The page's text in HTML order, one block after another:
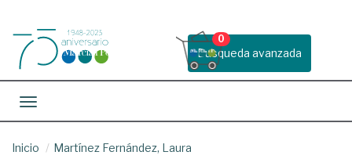
Busqueda avanzada
0
Toggle navigation
Inicio Martínez Fernández, Laura